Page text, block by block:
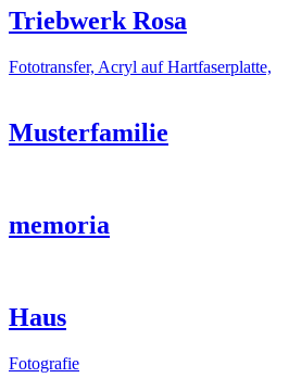
Triebwerk Rosa
Fototransfer, Acryl auf Hartfaserplatte,
Musterfamilie
memoria
Haus
Fotografie